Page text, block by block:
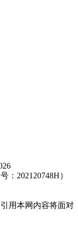
：202120748H）
用本网内容将面对